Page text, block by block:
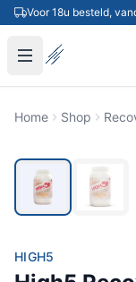
Ga naar inhoud
Voor 18u besteld,
Home Shop
HIGH5